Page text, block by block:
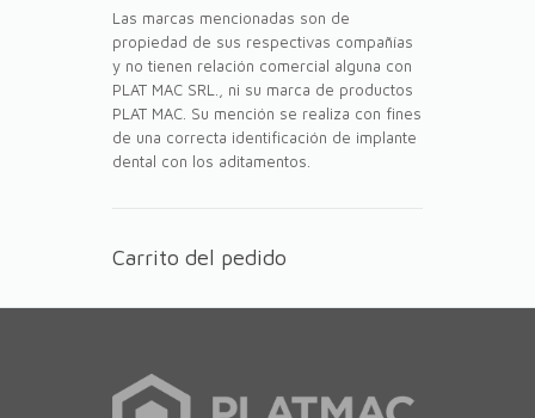
Las marcas mencionadas son de
propiedad de sus respectivas compañías
y no tienen relación comercial alguna con
PLAT MAC SRL., ni su marca de productos
PLAT MAC. Su mención se realiza con fines
de una correcta identificación de implante
dental con los aditamentos.
Carrito del pedido